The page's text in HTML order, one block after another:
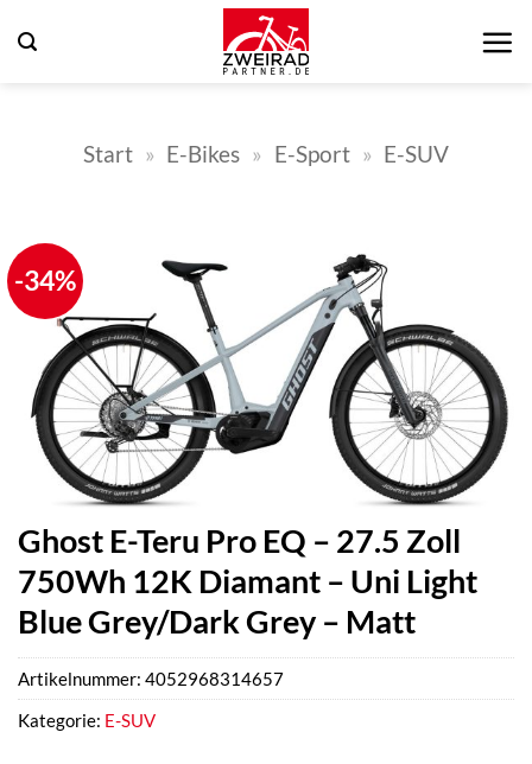
Inhalt
Start » E-Bikes » E-Sport » E-SUV
-34%
Ghost E-Teru Pro EQ – 27.5 Zoll
750Wh 12K Diamant – Uni Light
Blue Grey/Dark Grey – Matt
Artikelnummer: 4052968314657
Kategorie: E-SUV